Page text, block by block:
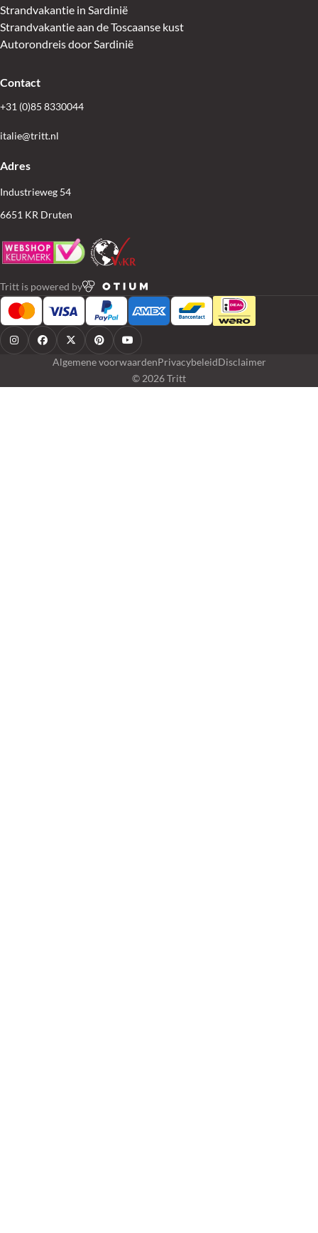
Strandvakantie in Sardinië
Strandvakantie aan de Toscaanse kust
Autorondreis door Sardinië
Contact
+31 (0)85 8330044
italie@tritt.nl
Adres
Industrieweg 54
6651 KR Druten
Tritt is powered by
© 2026 Tritt
Algemene voorwaardenPrivacybeleidDisclaimer